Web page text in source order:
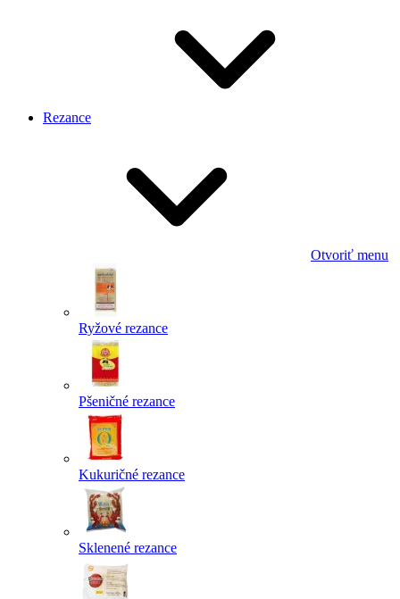
Rezance
Otvoriť menu
Ryžové rezance
Pšeničné rezance
Kukuričné rezance
Sklenené rezance